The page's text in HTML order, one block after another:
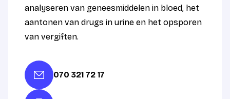
analyseren van geneesmiddelen in bloed, het
aantonen van drugs in urine en het opsporen
van vergiften.
070 321 72 17